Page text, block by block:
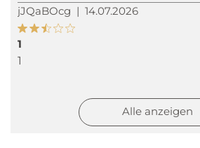
jJQaBOcg | 14.07.2026
1
1
Alle anzeigen